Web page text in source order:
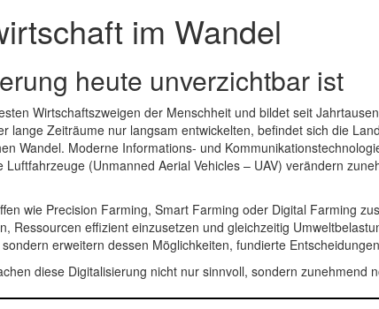
im Wandel
heute unverzichtbar ist
Wirtschaftszweigen der Menschheit und bildet seit
lange Zeiträume nur langsam entwickelten, befindet sich die
Wandel. Moderne Informations- und
(Unmanned Aerial Vehicles – UAV) verändern
wie Precision Farming, Smart Farming oder Digital Farming
Ressourcen effizient einzusetzen und gleichzeitig
erweitern dessen Möglichkeiten, fundierte
diese Digitalisierung nicht nur sinnvoll, sondern zunehmend